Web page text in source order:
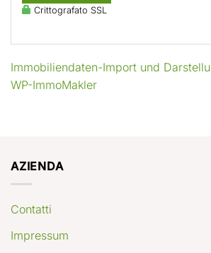
Crittografato SSL
Immobiliendaten-Import und
WP-ImmoMakler
AZIENDA
Contatti
Impressum